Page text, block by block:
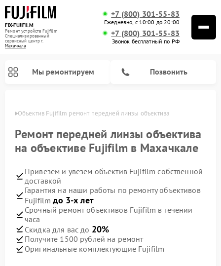
FIX-FUJIFILM
Ремонт устройств Fujifilm
Специализированный
cервисный центр г.
Махачкала
+7 (800) 301-55-83
Ежедневно, с 10:00 до 20:00
+7 (800) 301-55-83
Звонок бесплатный по РФ
Мы ремонтируем Позвонить
Объектив Fujifilm ремонт передней линзы объектива
Ремонт передней линзы объектива
на объективе Fujifilm в Махачкале
Привезем и увезем объектив Fujifilm собственной
доставкой
Гарантия на наши работы по ремонту объективов
Fujifilmдо 3-х лет
Срочный ремонт объективов Fujifilm в течении
часа
Скидка для вас до 20%
Получите 1500 рублей на ремонт
Оригинальные комплектующие Fujifilm